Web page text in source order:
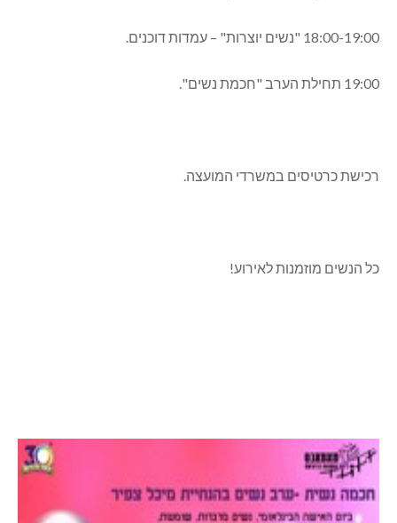
18:00-19:00 "נשים יוצרות" – עמדות דוכנים.
19:00 תחילת הערב "חכמת נשים".
רכישת כרטיסים במשרדי המועצה.
כל הנשים מוזמנות לאירוע!